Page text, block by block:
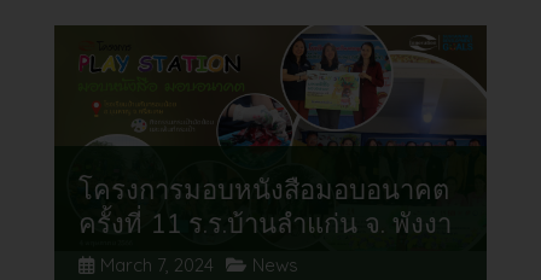
โครงการมอบหนังสือมอบอนาคต
ครั้งที่ 11 ร.ร.บ้านลำแก่น จ. พังงา
March 7, 2024 News